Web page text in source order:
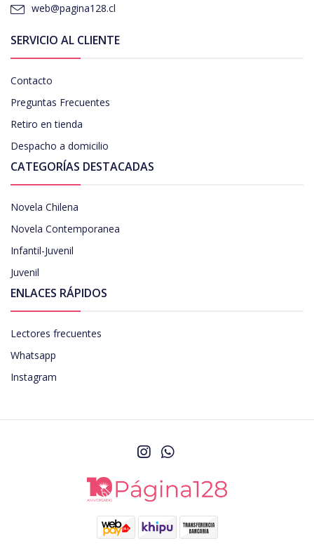
web@pagina128.cl
SERVICIO AL CLIENTE
Contacto
Preguntas Frecuentes
Retiro en tienda
Despacho a domicilio
CATEGORÍAS DESTACADAS
Novela Chilena
Novela Contemporanea
Infantil-Juvenil
Juvenil
ENLACES RÁPIDOS
Lectores frecuentes
Whatsapp
Instagram